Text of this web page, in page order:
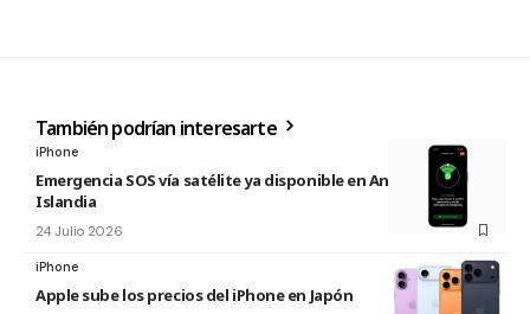
También podrían interesarte
iPhone
Emergencia SOS vía satélite ya disponible en Andorra e
Islandia
24 Julio 2026
iPhone
Apple sube los precios del iPhone en Japón